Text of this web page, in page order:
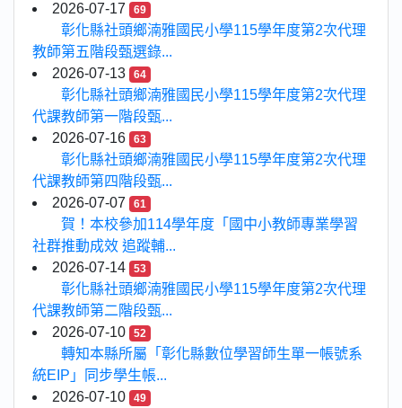
2026-07-17
69
彰化縣社頭鄉湳雅國民小學115學年度第2次代理
教師第五階段甄選錄...
2026-07-13
64
彰化縣社頭鄉湳雅國民小學115學年度第2次代理
代課教師第一階段甄...
2026-07-16
63
彰化縣社頭鄉湳雅國民小學115學年度第2次代理
代課教師第四階段甄...
2026-07-07
61
賀！本校參加114學年度「國中小教師專業學習
社群推動成效 追蹤輔...
2026-07-14
53
彰化縣社頭鄉湳雅國民小學115學年度第2次代理
代課教師第二階段甄...
2026-07-10
52
轉知本縣所屬「彰化縣數位學習師生單一帳號系
統EIP」同步學生帳...
2026-07-10
49